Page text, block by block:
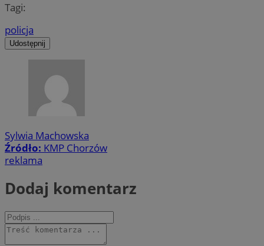
Tagi:
policja
Udostępnij
Sylwia Machowska
Źródło: KMP Chorzów
reklama
Dodaj komentarz